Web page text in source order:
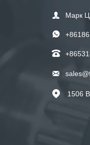
 Марк



 1506